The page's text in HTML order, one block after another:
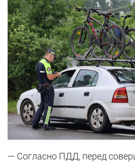
— Согласно ПДД, перед